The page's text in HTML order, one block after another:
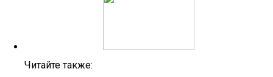
Читайте также: